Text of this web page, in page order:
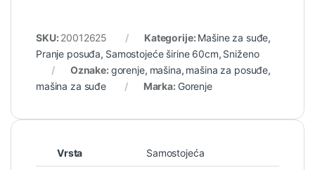
SKU: 20012625 Kategorije: Mašine za suđe,
Pranje posuđa, Samostojeće širine 60cm, Sniženo
Oznake: gorenje, mašina, mašina za posuđe,
mašina za suđe
Marka: Gorenje
Vrsta Samostojeća